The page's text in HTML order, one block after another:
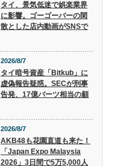
タイ、景気低迷で娯楽業界
に影響。ゴーゴーバーの閑
散とした店内動画がSNSで
2026/8/7
タイ暗号資産「Bitkub」に
虚偽報告疑惑。SECが刑事
告発、17億バーツ相当の顧
2026/8/7
AKB48も花園直道も来た！
「Japan Expo Malaysia
2026」3日間で5万5,000人